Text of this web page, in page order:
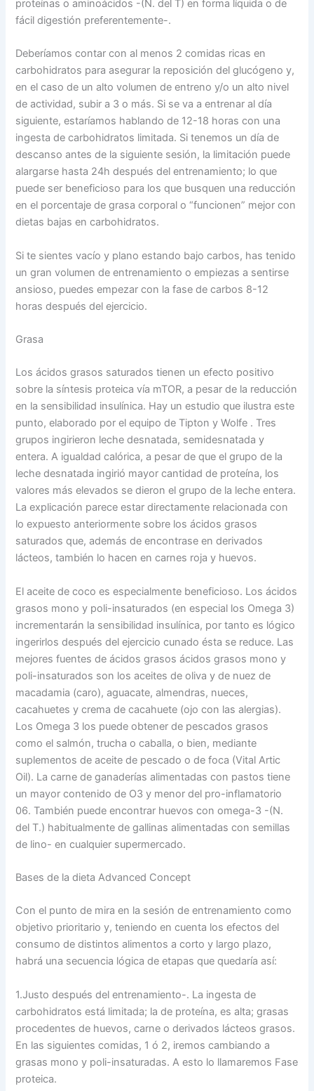
proteínas o aminoácidos -(N. del T) en forma líquida o de
fácil digestión preferentemente-.
Deberíamos contar con al menos 2 comidas ricas en
carbohidratos para asegurar la reposición del glucógeno y,
en el caso de un alto volumen de entreno y/o un alto nivel
de actividad, subir a 3 o más. Si se va a entrenar al día
siguiente, estaríamos hablando de 12-18 horas con una
ingesta de carbohidratos limitada. Si tenemos un día de
descanso antes de la siguiente sesión, la limitación puede
alargarse hasta 24h después del entrenamiento; lo que
puede ser beneficioso para los que busquen una reducción
en el porcentaje de grasa corporal o “funcionen” mejor con
dietas bajas en carbohidratos.
Si te sientes vacío y plano estando bajo carbos, has tenido
un gran volumen de entrenamiento o empiezas a sentirse
ansioso, puedes empezar con la fase de carbos 8-12
horas después del ejercicio.
Grasa
Los ácidos grasos saturados tienen un efecto positivo
sobre la síntesis proteica vía mTOR, a pesar de la reducción
en la sensibilidad insulínica. Hay un estudio que ilustra este
punto, elaborado por el equipo de Tipton y Wolfe . Tres
grupos ingirieron leche desnatada, semidesnatada y
entera. A igualdad calórica, a pesar de que el grupo de la
leche desnatada ingirió mayor cantidad de proteína, los
valores más elevados se dieron el grupo de la leche entera.
La explicación parece estar directamente relacionada con
lo expuesto anteriormente sobre los ácidos grasos
saturados que, además de encontrase en derivados
lácteos, también lo hacen en carnes roja y huevos.
El aceite de coco es especialmente beneficioso. Los ácidos
grasos mono y poli-insaturados (en especial los Omega 3)
incrementarán la sensibilidad insulínica, por tanto es lógico
ingerirlos después del ejercicio cunado ésta se reduce. Las
mejores fuentes de ácidos grasos ácidos grasos mono y
poli-insaturados son los aceites de oliva y de nuez de
macadamia (caro), aguacate, almendras, nueces,
cacahuetes y crema de cacahuete (ojo con las alergias).
Los Omega 3 los puede obtener de pescados grasos
como el salmón, trucha o caballa, o bien, mediante
suplementos de aceite de pescado o de foca (Vital Artic
Oil). La carne de ganaderías alimentadas con pastos tiene
un mayor contenido de O3 y menor del pro-inflamatorio
06. También puede encontrar huevos con omega-3 -(N.
del T.) habitualmente de gallinas alimentadas con semillas
de lino- en cualquier supermercado.
Bases de la dieta Advanced Concept
Con el punto de mira en la sesión de entrenamiento como
objetivo prioritario y, teniendo en cuenta los efectos del
consumo de distintos alimentos a corto y largo plazo,
habrá una secuencia lógica de etapas que quedaría así:
1.Justo después del entrenamiento-. La ingesta de
carbohidratos está limitada; la de proteína, es alta; grasas
procedentes de huevos, carne o derivados lácteos grasos.
En las siguientes comidas, 1 ó 2, iremos cambiando a
grasas mono y poli-insaturadas. A esto lo llamaremos Fase
proteica.